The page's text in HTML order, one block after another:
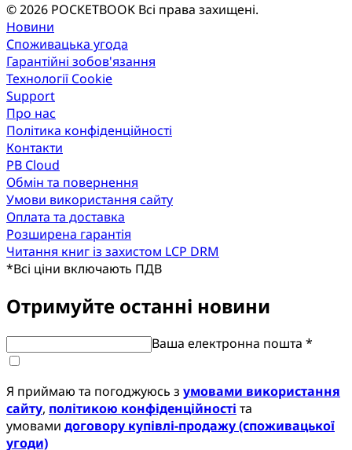
© 2026 POCKETBOOK Всі права захищені.
Новини
Споживацька угода
Гарантійні зобов'язання
Технології Cookie
Support
Про нас
Політика конфіденційності
Контакти
PB Cloud
Обмін та повернення
Умови використання сайту
Оплата та доставка
Розширена гарантія
Читання книг із захистом LCP DRM
*Всі ціни включають ПДВ
Отримуйте останні новини
Ваша електронна пошта *
Я приймаю та погоджуюсь з умовами використання
сайту, політикою конфіденційності та
умовами договору купівлі-продажу (споживацької
угоди)